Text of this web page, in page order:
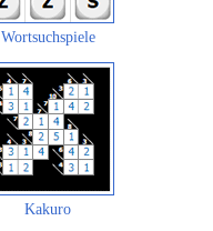
Wortsuchspiele
Kakuro